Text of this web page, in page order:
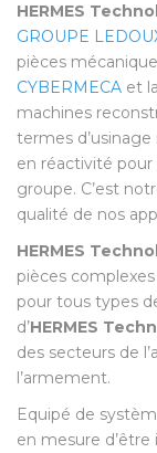
HERMES
GROUPE
pièces
CYBERMECA et
machines
termes
en réactivité pour
groupe. C’est
qualité de nos
HERMES
pièces
pour tous types
d’HERMES
des secteurs de
l’armement.
Equipé de
en mesure